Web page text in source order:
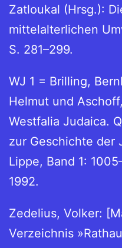
Zatloukal (Hrsg.):
mittelalterlichen
S. 281–299.
WJ 1 = Brilling,
Helmut und
Westfalia Judaica.
zur Geschichte der
Lippe, Band 1:
1992.
Zedelius, Volker:
Verzeichnis